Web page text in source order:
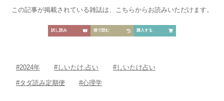
この記事が掲載されている雑誌は、こちらからお読みいただけます。
試し読み 後で読む 購入する
#2024年 #しいたけ.占い #しいたけ占い
#タダ読み定期便 #心理学